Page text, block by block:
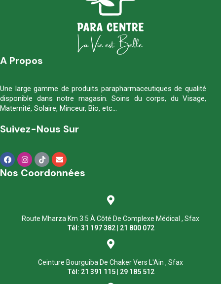
A Propos
Une large gamme de produits parapharmaceutiques de qualité
disponible dans notre magasin. Soins du corps, du Visage,
Maternité, Solaire, Minceur, Bio, etc…
Suivez-Nous Sur
Nos Coordonnées
Route Mharza Km 3.5 À Côté De Complexe Médical , Sfax
Tél: 31 197 382 | 21 800 072
Ceinture Bourguiba De Chaker Vers L'Ain , Sfax
Tél: 21 391 115 | 29 185 512